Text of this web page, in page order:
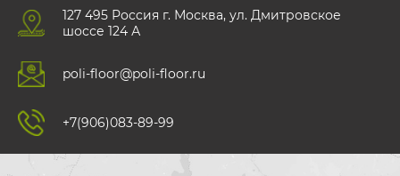
127 495 Роccия г. Москва, ул. Дмитровское
шоссе 124 А
poli-floor@poli-floor.ru
+7(906)083-89-99